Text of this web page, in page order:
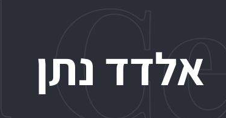
כבר עכשיו.אלדד נתן